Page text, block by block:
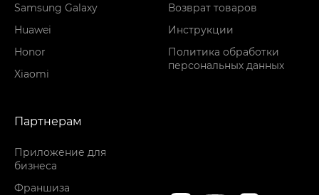
Samsung Galaxy
Huawei
Honor
Xiaomi
Возврат товаров
Инструкции
Политика обработки
персональных данных
Партнерам
Приложение для
бизнеса
Франшиза